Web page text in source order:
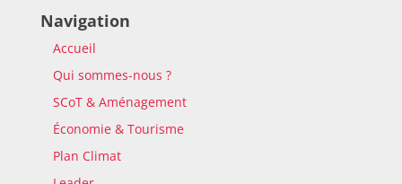
Navigation
Accueil
Qui sommes-nous ?
SCoT & Aménagement
Économie & Tourisme
Plan Climat